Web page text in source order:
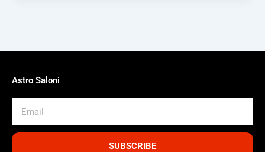
Astro Saloni
SUBSCRIBE